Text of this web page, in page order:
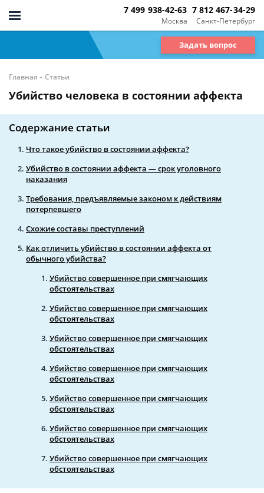
Москва
7 499 938-42-63
Санкт-Петербург
7 812 467-34-29
Задать вопрос
Главная - Статьи
Убийство человека в состоянии аффекта
Содержание статьи
Что такое убийство в состоянии аффекта?
Убийство в состоянии аффекта — срок уголовного
наказания
Требования, предъявляемые законом к действиям
потерпевшего
Схожие составы преступлений
Как отличить убийство в состоянии аффекта от
обычного убийства?
Убийство совершенное при смягчающих
обстоятельствах
Убийство совершенное при смягчающих
обстоятельствах
Убийство совершенное при смягчающих
обстоятельствах
Убийство совершенное при смягчающих
обстоятельствах
Убийство совершенное при смягчающих
обстоятельствах
Убийство совершенное при смягчающих
обстоятельствах
Убийство совершенное при смягчающих
обстоятельствах